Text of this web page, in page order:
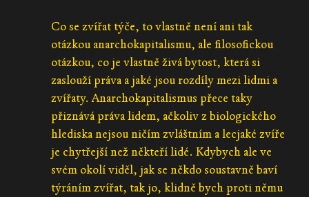
Co se zvířat týče, to vlastně není ani tak
otázkou anarchokapitalismu, ale filosofickou
otázkou, co je vlastně živá bytost, která si
zaslouží práva a jaké jsou rozdíly mezi lidmi a
zvířaty. Anarchokapitalismus přece taky
přiznává práva lidem, ačkoliv z biologického
hlediska nejsou ničím zvláštním a lecjaké zvíře
je chytřejší než někteří lidé. Kdybych ale ve
svém okolí viděl, jak se někdo soustavně baví
týráním zvířat, tak jo, klidně bych proti němu